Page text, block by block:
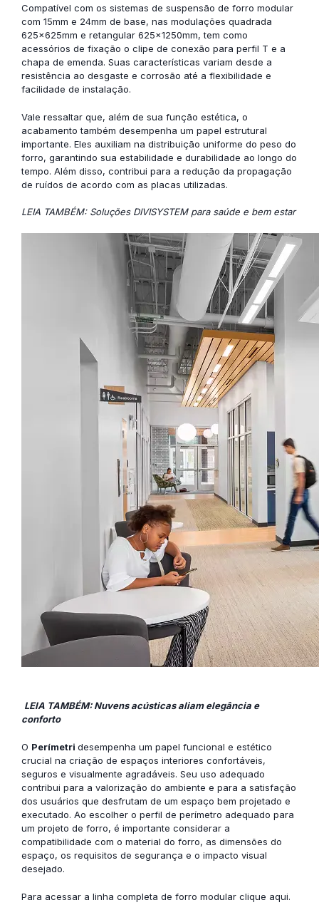
Compatível com os sistemas de suspensão de forro modular
com 15mm e 24mm de base, nas modulações quadrada
625x625mm e retangular 625x1250mm, tem como
acessórios de fixação o clipe de conexão para perfil T e a
chapa de emenda. Suas características variam desde a
resistência ao desgaste e corrosão até a flexibilidade e
facilidade de instalação.
Vale ressaltar que, além de sua função estética, o
acabamento também desempenha um papel estrutural
importante. Eles auxiliam na distribuição uniforme do peso do
forro, garantindo sua estabilidade e durabilidade ao longo do
tempo. Além disso, contribui para a redução da propagação
de ruídos de acordo com as placas utilizadas.
LEIA TAMBÉM: Soluções DIVISYSTEM para saúde e bem estar
LEIA TAMBÉM: Nuvens acústicas aliam elegância e
conforto
O Perímetri desempenha um papel funcional e estético
crucial na criação de espaços interiores confortáveis,
seguros e visualmente agradáveis. Seu uso adequado
contribui para a valorização do ambiente e para a satisfação
dos usuários que desfrutam de um espaço bem projetado e
executado. Ao escolher o perfil de perímetro adequado para
um projeto de forro, é importante considerar a
compatibilidade com o material do forro, as dimensões do
espaço, os requisitos de segurança e o impacto visual
desejado.
Para acessar a linha completa de forro modular clique aqui.